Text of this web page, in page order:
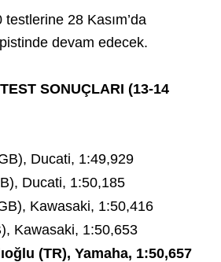
28 Kasım’da
devam edecek.
SONUÇLARI (13-14
Ducati, 1:49,929
Ducati, 1:50,185
Kawasaki, 1:50,416
Kawasaki, 1:50,653
(TR), Yamaha, 1:50,657